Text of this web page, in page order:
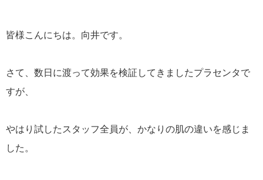
皆様こんにちは。向井です。
さて、数日に渡って効果を検証してきましたプラセンタで
すが、
やはり試したスタッフ全員が、かなりの肌の違いを感じま
した。